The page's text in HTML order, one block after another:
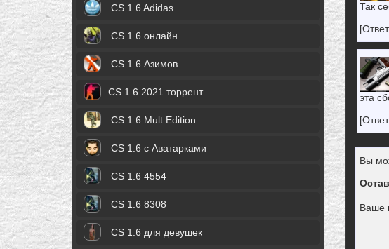
CS 1.6 Adidas
CS 1.6 онлайн
CS 1.6 Азимов
CS 1.6 2021 торрент
CS 1.6 Mult Edition
CS 1.6 с Аватарками
CS 1.6 4554
CS 1.6 8308
CS 1.6 для девушек
Так
эта
Вы
Ваше